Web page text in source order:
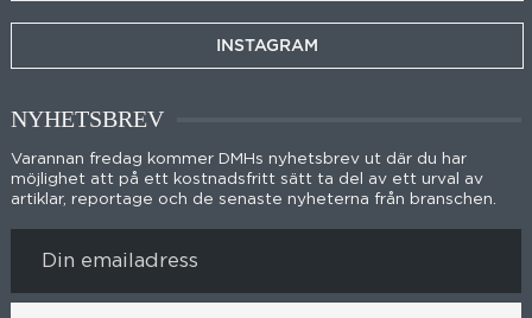
INSTAGRAM
NYHETSBREV
Varannan fredag kommer DMHs nyhetsbrev ut där du har
möjlighet att på ett kostnadsfritt sätt ta del av ett urval av
artiklar, reportage och de senaste nyheterna från branschen.